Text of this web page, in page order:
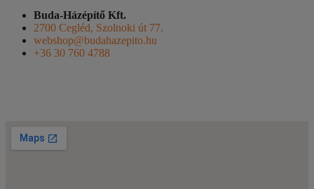
Buda-Házépítő Kft.
2700 Cegléd, Szolnoki út 77.
webshop@budahazepito.hu
+36 30 760 4788